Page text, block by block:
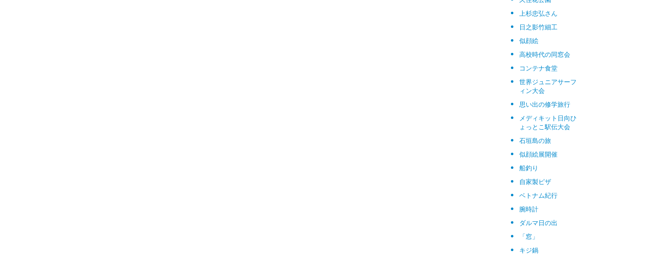
上杉忠弘さん
日之影竹細工
似顔絵
高校時代の同窓会
コンテナ食堂
世界ジュニアサーフ
ィン大会
思い出の修学旅行
メディキット日向ひ
ょっとこ駅伝大会
石垣島の旅
似顔絵展開催
船釣り
自家製ピザ
ベトナム紀行
腕時計
ダルマ日の出
「窓」
キジ鍋